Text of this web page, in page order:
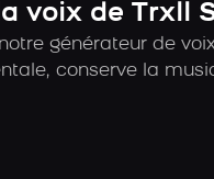
voix de Trxll
générateur de
conserve la